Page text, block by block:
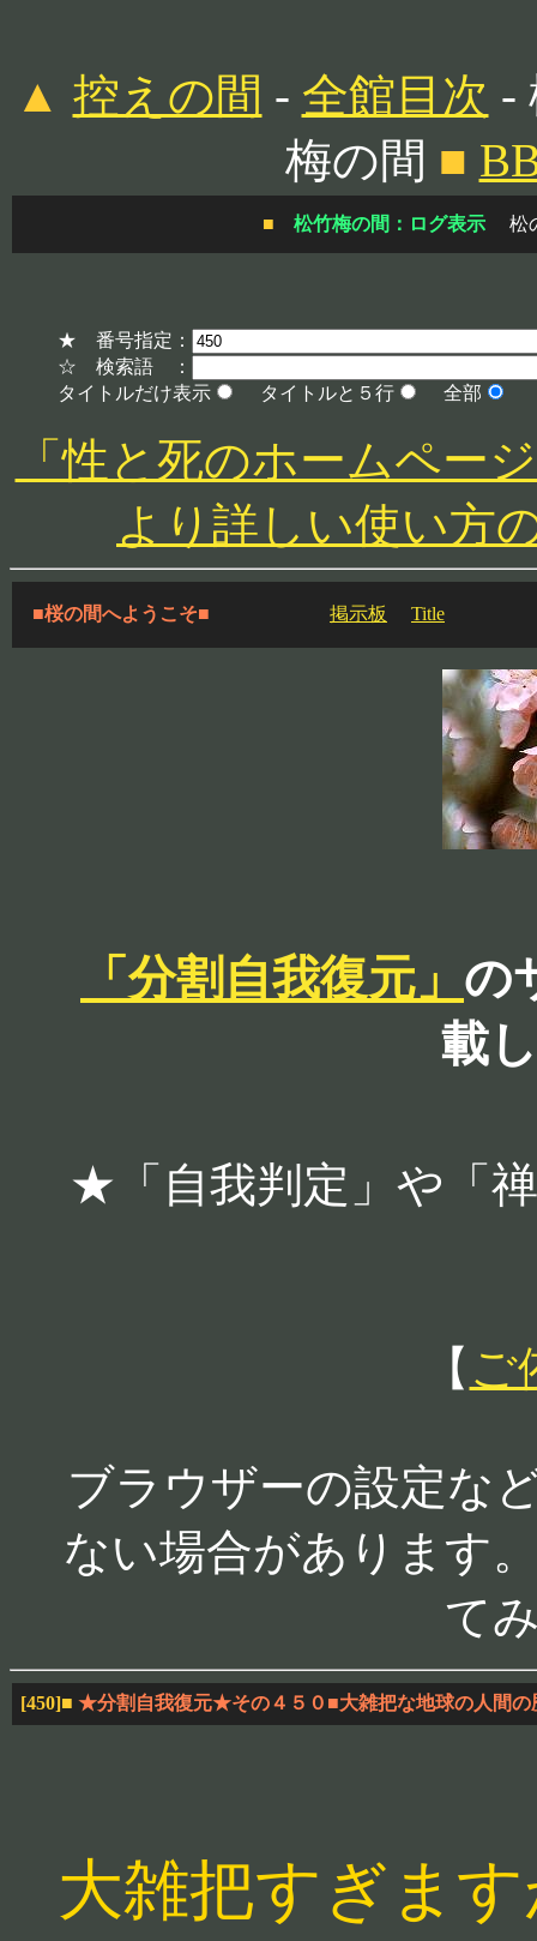
▲ 控えの間 - 全館目次 -
梅の間 ■
■ 松竹梅の間：ログ表示 松
★ 番号指定：
☆ 検索語 ：
タイトルだけ表示
タイトルと５行 全部
「性と死のホームペー
より詳しい使い方
■桜の間へようこそ■ 掲示板 Title
「分割自我復元」 の
載
★「自我判定」や「
【 ご
ブラウザーの設定な
ない場合があります
て
[450]■ ★分割自我復元★その４５０■大雑把な地球の人間の
大雑把すぎま